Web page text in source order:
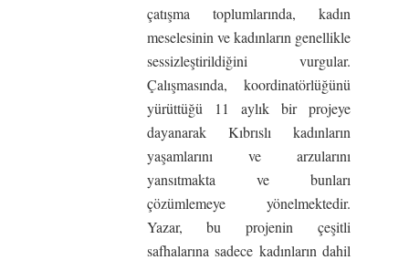
çatışma toplumlarında, kadın
meselesinin ve kadınların genellikle
sessizleştirildiğini vurgular.
Çalışmasında, koordinatörlüğünü
yürüttüğü 11 aylık bir projeye
dayanarak Kıbrıslı kadınların
yaşamlarını ve arzularını
yansıtmakta ve bunları
çözümlemeye yönelmektedir.
Yazar, bu projenin çeşitli
safhalarına sadece kadınların dahil